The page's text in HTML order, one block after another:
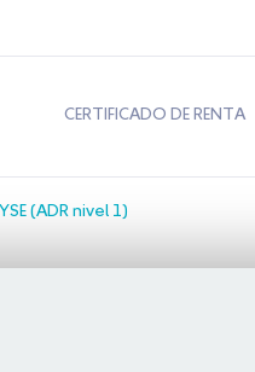
CERTIFICADO DE RENTA
(ADR nivel 1)